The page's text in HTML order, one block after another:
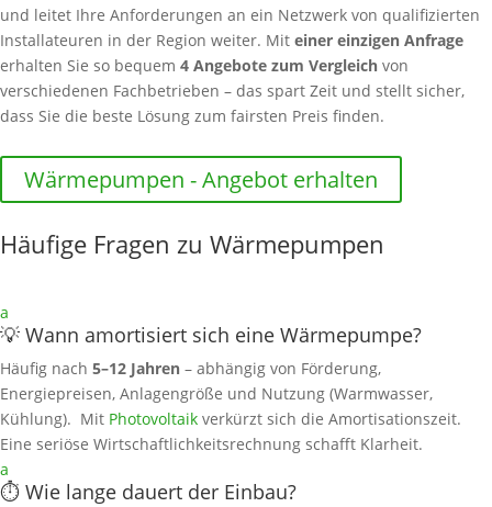
und leitet Ihre Anforderungen an ein Netzwerk von qualifizierten
Installateuren in der Region weiter. Mit einer einzigen Anfrage
erhalten Sie so bequem 4 Angebote zum Vergleich von
verschiedenen Fachbetrieben – das spart Zeit und stellt sicher,
dass Sie die beste Lösung zum fairsten Preis finden.
Wärmepumpen - Angebot erhalten
Häufige Fragen zu Wärmepumpen
a
💡 Wann amortisiert sich eine Wärmepumpe?
Häufig nach 5–12 Jahren – abhängig von Förderung,
Energiepreisen, Anlagengröße und Nutzung (Warmwasser,
Kühlung). Mit Photovoltaik verkürzt sich die Amortisationszeit.
Eine seriöse Wirtschaftlichkeitsrechnung schafft Klarheit.
a
⏱️ Wie lange dauert der Einbau?